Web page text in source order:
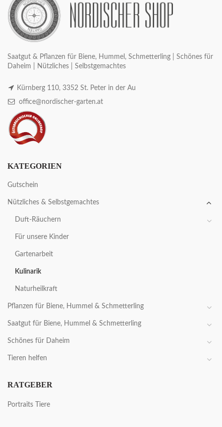
Saatgut & Pflanzen für Biene, Hummel, Schmetterling | Schönes für
Daheim | Nützliches | Selbstgemachtes
Kürnberg 110, 3352 St. Peter in der Au
office@nordischer-garten.at
KATEGORIEN
Gutschein
Nützliches & Selbstgemachtes
Duft-Räuchern
Für unsere Kinder
Gartenarbeit
Kulinarik
Naturheilkraft
Pflanzen für Biene, Hummel & Schmetterling
Saatgut für Biene, Hummel & Schmetterling
Schönes für Daheim
Tieren helfen
RATGEBER
Portraits Tiere